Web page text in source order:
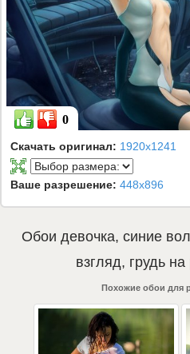
0
Скачать оригинал: 1920x1241
Ваше разрешение: 448x896
Обои девочка, синие
взгляд, грудьна
Похожие обои для